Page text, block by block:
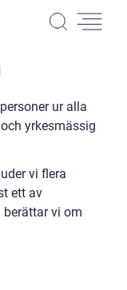
ur alla
yrkesmässig
vi flera
ett av
berättar vi om